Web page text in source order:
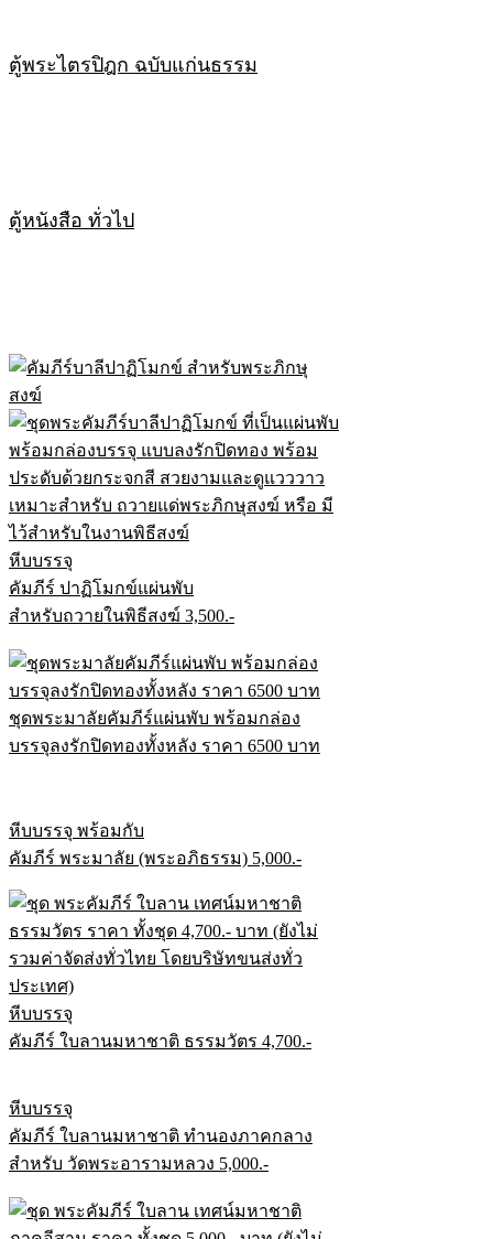
ตู้พระไตรปิฎก ฉบับแก่นธรรม
ตู้หนังสือ ทั่วไป
หีบบรรจุ
คัมภีร์ ปาฏิโมกข์แผ่นพับ
สำหรับถวายในพิธีสงฆ์ 3,500.-
ชุดพระมาลัยคัมภีร์แผ่นพับ พร้อมกล่อง
บรรจุลงรักปิดทองทั้งหลัง ราคา 6500 บาท
หีบบรรจุ พร้อมกับ
คัมภีร์ พระมาลัย (พระอภิธรรม) 5,000.-
หีบบรรจุ
คัมภีร์ ใบลานมหาชาติ ธรรมวัตร 4,700.-
หีบบรรจุ
คัมภีร์ ใบลานมหาชาติ ทำนองภาคกลาง
สำหรับ วัดพระอารามหลวง 5,000.-